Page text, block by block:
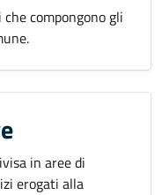
compongono gli
in aree di
erogati alla